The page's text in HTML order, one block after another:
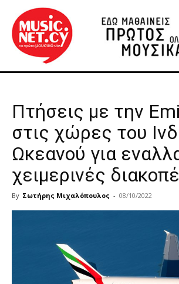
Πτήσεις με την
στις χώρες του
Ωκεανού για
χειμερινές
By Σωτήρης Μιχαλόπουλος - 08/10/2022